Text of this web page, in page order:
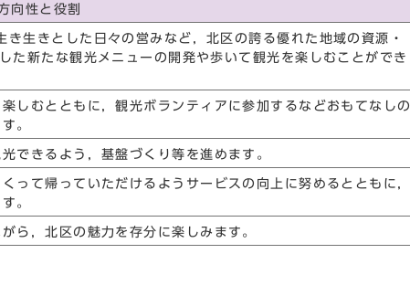
向性と役割
き生きとした日々の営みなど，北区の誇る優れた地域の資源・
た新たな観光メニューの開発や歩いて観光を楽しむことができ
しむとともに，観光ボランティアに参加するなどおもてなしの
。
できるよう，基盤づくり等を進めます。
って帰っていただけるようサービスの向上に努めるとともに，
。
ら，北区の魅力を存分に楽しみます。